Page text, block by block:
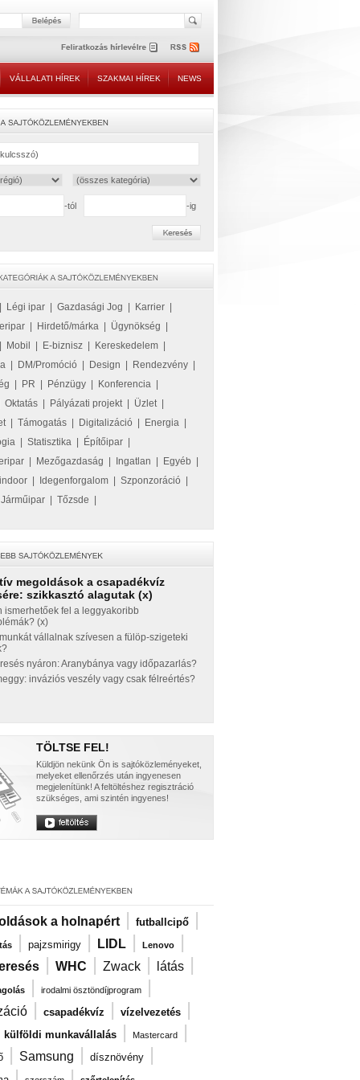
VÁLLALATI HÍREK SZAKMAI HÍREK NEWS
-tól -ig
Légi ipar Gazdasági Jog Karrier
Hirdető/márka Ügynökség
Mobil E-biznisz Kereskedelem
DM/Promóció Design Rendezvény
PR Pénzügy Konferencia
Oktatás Pályázati projekt| Üzlet|
| Támogatás Digitalizáció Energia
Statisztika Építőipar
Mezőgazdaság Ingatlan Egyéb
Idegenforgalom Szponzoráció
Járműipar Tőzsde
megoldások a csapadékvíz
szikkasztó alagutak (x)
ismerhetőek fel a leggyakoribb
(x)
vállalnak szívesen a fülöp-szigeteki
nyáron: Aranybánya vagy időpazarlás?
inváziós veszély vagy csak félreértés?
TÖLTSE FEL!
Küldjön nekünk Ön is sajtóközleményeket,
melyeket ellenőrzés után ingyenesen
megjelenítünk! A feltöltéshez regisztráció
szükséges, ami szintén ingyenes!
a holnapért | futballcipő |
| pajzsmirigy | LIDL | Lenovo |
| WHC | Zwack | látás |
| irodalmi ösztöndíjprogram |
| csapadékvíz | vízelvezetés |
külföldi munkavállalás | Mastercard |
| Samsung | dísznövény |